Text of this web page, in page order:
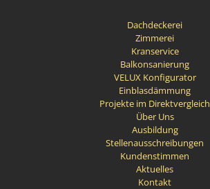
Dachdeckerei
Zimmerei
Kranservice
Balkonsanierung
VELUX Konfigurator
Einblasdämmung
Projekte im Direktvergleich
Über Uns
Ausbildung
Stellenausschreibungen
Kundenstimmen
Aktuelles
Kontakt